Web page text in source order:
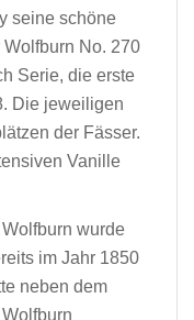
seine schöne
No. 270
Serie, die erste
Die jeweiligen
der Fässer.
Vanille
wurde
im Jahr 1850
neben dem